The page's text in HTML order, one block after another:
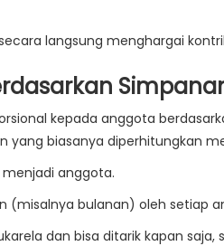
langsung menghargai
kepada anggota
yang biasanya diperhitungkan
anggota.
(misalnya bulanan) oleh setiap
dan bisa ditarik kapan saja,